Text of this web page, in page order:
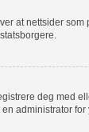
at nettsider
deg med
administrator for